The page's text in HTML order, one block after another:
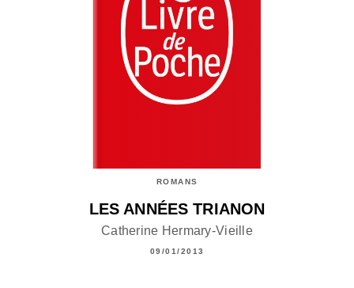
ROMANS
LES ANNÉES TRIANON
Catherine Hermary-Vieille
09/01/2013